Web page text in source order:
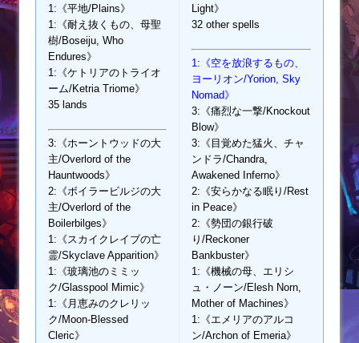
1:《平地/Plains》
1:《耐え抜くもの、母聖
樹/Boseiju, Who
Endures》
1:《ケトリアのトライオ
ーム/Ketria Triome》
35 lands
3:《ホーントウッドの大
主/Overlord of the
Hauntwoods》
2:《ボイラービルジの大
主/Overlord of the
Boilerbilges》
1:《スカイクレイブの亡
霊/Skyclave Apparition》
1:《玻璃池のミミッ
ク/Glasspool Mimic》
1:《月恵みのクレリッ
ク/Moon-Blessed
Cleric》
Light》
32 other spells
1:《空を放浪するもの、
ヨーリオン/Yorion, Sky
Nomad》
3:《痛烈な一撃/Knockout
Blow》
3:《目覚めた猛火、チャ
ンドラ/Chandra,
Awakened Inferno》
2:《安らかなる眠り/Rest
in Peace》
2:《勢団の銀行破
り/Reckoner
Bankbuster》
1:《機械の母、エリシ
ュ・ノーン/Elesh Norn,
Mother of Machines》
1:《エメリアのアルコ
ン/Archon of Emeria》